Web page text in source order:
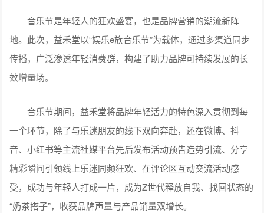
音乐节是年轻人的狂欢盛宴，也是品牌营销的潮流新阵
地。此次，益禾堂以“娱乐e族音乐节”为载体，通过多渠道同步
传播，广泛渗透年轻消费群，构建了助力品牌可持续发展的长
效增量场。
音乐节期间，益禾堂将品牌年轻活力的特色深入贯彻到每
一个环节，除了与乐迷朋友的线下双向奔赴，还在微博、抖
音、小红书等主流社媒平台先后发布活动预告造势引流、分享
精彩瞬间引领线上乐迷同频狂欢、在评论区互动交流活动感
受，成功与年轻人打成一片，成为Z世代释放自我、找回状态的
“奶茶搭子”，收获品牌声量与产品销量双增长。